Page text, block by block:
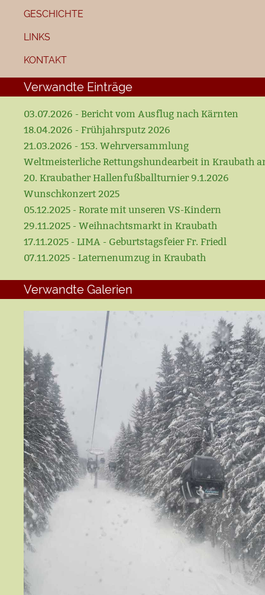
GESCHICHTE
LINKS
KONTAKT
Verwandte Einträge
03.07.2026 - Bericht vom Ausflug nach Kärnten
18.04.2026 - Frühjahrsputz 2026
21.03.2026 - 153. Wehrversammlung
Weltmeisterliche Rettungshundearbeit in Kraubath
20. Kraubather Hallenfußballturnier 9.1.2026
Wunschkonzert 2025
05.12.2025 - Rorate mit unseren VS-Kindern
29.11.2025 - Weihnachtsmarkt in Kraubath
17.11.2025 - LIMA - Geburtstagsfeier Fr. Friedl
07.11.2025 - Laternenumzug in Kraubath
Verwandte Galerien